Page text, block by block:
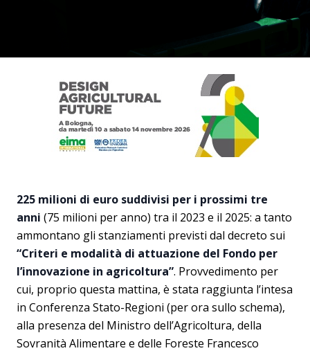
225 milioni di euro suddivisi per i prossimi tre
anni (75 milioni per anno) tra il 2023 e il 2025: a tanto
ammontano gli stanziamenti previsti dal decreto sui
“Criteri e modalità di attuazione del Fondo per
l’innovazione in agricoltura”. Provvedimento per
cui, proprio questa mattina, è stata raggiunta l’intesa
in Conferenza Stato-Regioni (per ora sullo schema),
alla presenza del Ministro dell’Agricoltura, della
Sovranità Alimentare e delle Foreste Francesco